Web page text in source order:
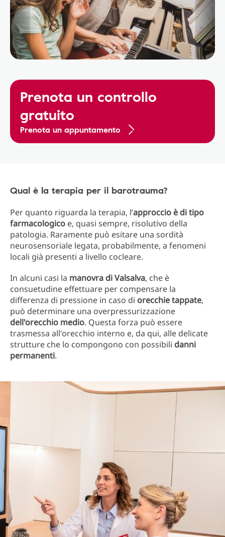
Prenota un controllo
gratuito
Prenota un appuntamento
Qual è la terapia per il barotrauma?
Per quanto riguarda la terapia, l’approccio è di tipo
farmacologico e, quasi sempre, risolutivo della
patologia. Raramente può esitare una sordità
neurosensoriale legata, probabilmente, a fenomeni
locali già presenti a livello cocleare.
In alcuni casi la manovra di Valsalva, che è
consuetudine effettuare per compensare la
differenza di pressione in caso di orecchietappate,
può determinare una overpressurizzazione
dell'orecchio medio. Questa forza può essere
trasmessa all'orecchio interno e, da qui, alle delicate
strutture che lo compongono con possibili danni
permanenti.